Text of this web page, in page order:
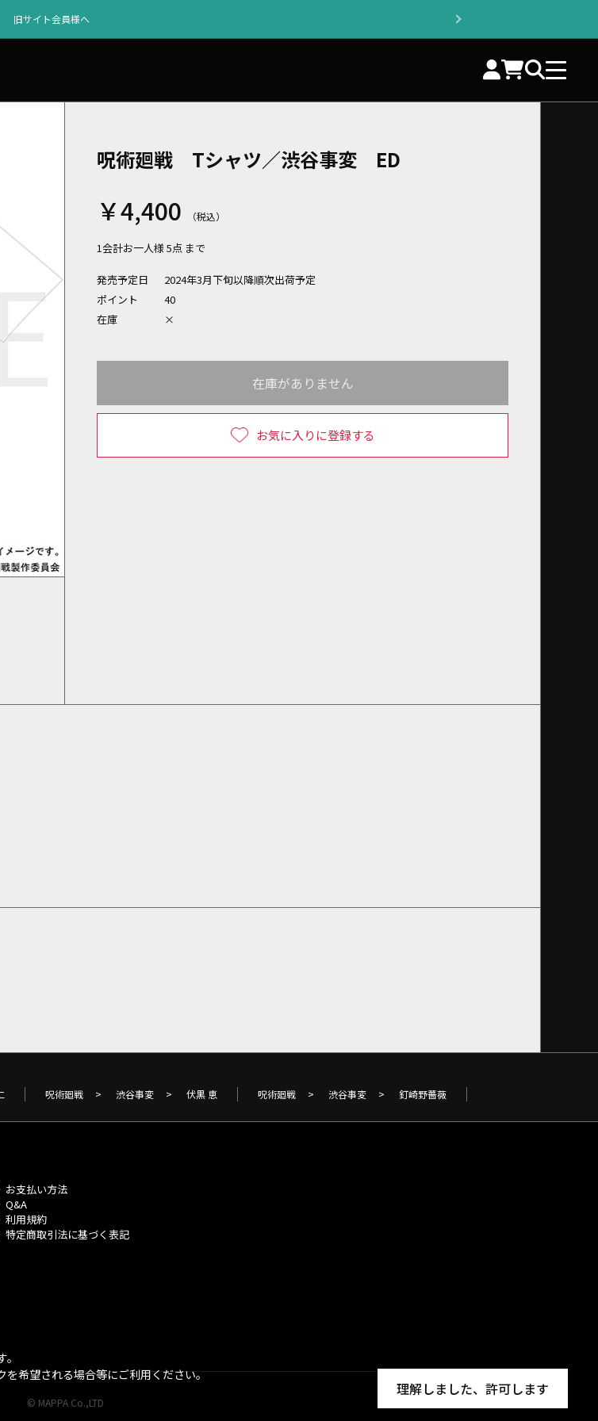
旧サイト会員様へ
呪術廻戦 Tシャツ／渋谷事変 ED
￥4,400
1会計お一人様 5点 まで
発売予定日
2024年3月下旬以降順次出荷予定
ポイント
40
在庫
×
お気に入りに登録する
在庫がありません
呪術廻戦 > 渋谷事変 > 伏黒 恵 呪術廻戦 > 渋谷事変 > 釘崎野薔薇
お支払い方法
Q&A
利用規約
特定商取引法に基づく表記
© MAPPA Co.,LTD
希望される場合等にご利用ください。
理解しました、許可します